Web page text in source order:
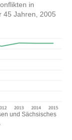
in
45 Jahren, 2005
und Sächsisches